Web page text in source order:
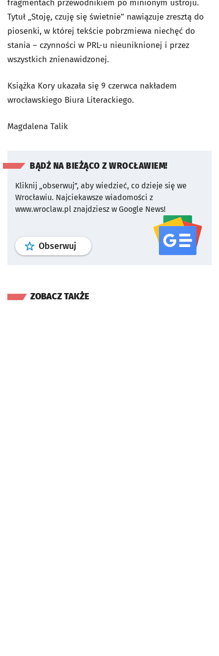
fragmentach przewodnikiem po minionym ustroju.
Tytuł „Stoję, czuję się świetnie” nawiązuje zresztą do
piosenki, w której tekście pobrzmiewa niechęć do
stania – czynności w PRL-u nieuniknionej i przez
wszystkich znienawidzonej.
Książka Kory ukazała się 9 czerwca nakładem
wrocławskiego Biura Literackiego.
Magdalena Talik
BĄDŹ NA BIEŻĄCO Z WROCŁAWIEM!
Kliknij „obserwuj”, aby wiedzieć, co dzieje się we
Wrocławiu. Najciekawsze wiadomości z
www.wroclaw.pl znajdziesz w Google News!
Obserwuj profil serwisu
ZOBACZ TAKŻE